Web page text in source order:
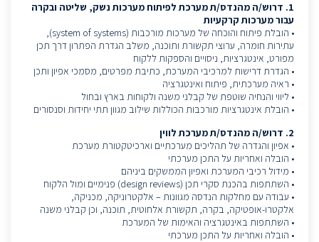
1. דרוש/ה מהנדס/ת מערכת לפיתוח מערכות נשק, שליטה ובקרה
עבור מערכות קרקעיות
• הובלת פיתוח והוכחה של מערכות מורכבות (system of systems),
עתירות חומרה, ערוצי תקשורת ותוכנה, משלב הגדרת הפתרון דרך תכן
מפורט, אינטגרציות, ניסויים והספקות ללקוח
• הגדרת דרישות למרכיבי המערכת, כתיבת מפרטים, מסמכי אפיון ותכן
• ראיה מערכתית, פיתוח ואינטגרציה
• ליווי והנחיה שוטפת של קבלני משנה ולקוחות בארץ ובחול
• הובלת אינטגרציות מורכבות הכוללות שילוב מגוון תתי יחידות וסנסורים
2. דרוש/ה מהנדס/ת מערכת לווין
• אפיון והגדרה של תהליכים מערכתיים וארכיטקטורת מערכת
• הובלה ואחריות על התכן מערכתי
• מידול רכיבי המערכת ואפיון הממשקים ביניהם
• השתתפות בהכנת סקרי תכן (design reviews) פנימיים ומול הלקוח
• עבודה עם מחלקות הנדסה מגוונות – אלקטרוניקה, מכניקה,
אלקטרו-אופטיקה, בקרה, תקשורת אלחוטית, תוכנה, וכן קבלני משנה
• השתתפות באינטגרציה והאימות של המערכת
• הובלה ואחריות על התכן מערכתי